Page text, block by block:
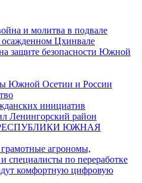
и молитва в подвале
Цхинвале
защите безопасности Южной
Южной Осетии и России
инициатив
Ленингорский район
ЮЖНАЯ
агрономы,
специалисты по переработке
комфортную цифровую